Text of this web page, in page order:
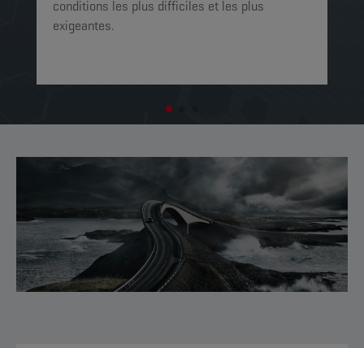
conditions les plus difficiles et les plus
exigeantes.